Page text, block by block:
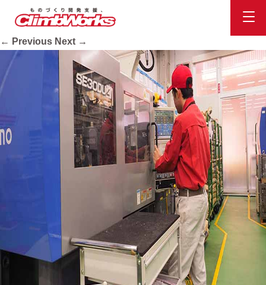
equip07
Published2020.10.16at734 × 413
← Previous Next →